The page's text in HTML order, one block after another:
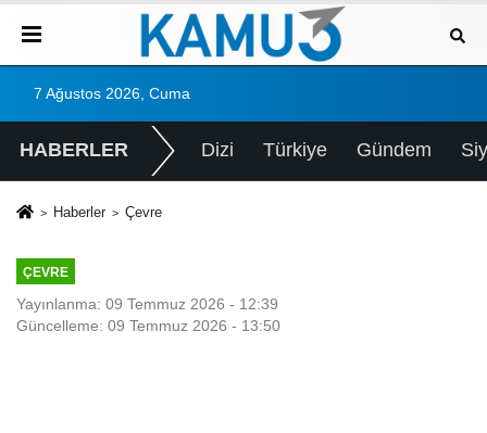
7 Ağustos 2026, Cuma
HABERLER Dizi Türkiye Gündem
Haberler Çevre
ÇEVRE
Yayınlanma: 09 Temmuz 2026 - 12:39
Güncelleme: 09 Temmuz 2026 - 13:50